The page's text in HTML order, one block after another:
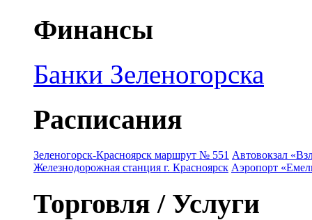
Финансы
Банки Зеленогорска
Расписания
Зеленогорск-Красноярск маршрут № 551 Автовокзал
Железнодорожная станция г. Красноярск Аэропорт
Торговля / Услуги